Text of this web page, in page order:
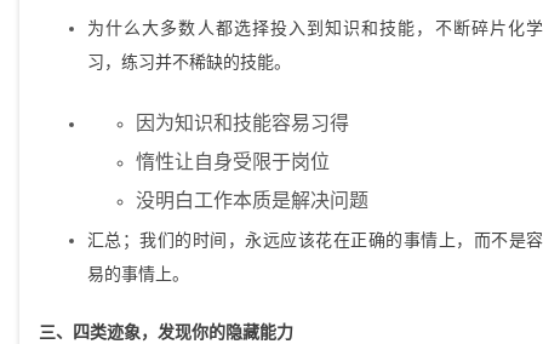
为什么大多数人都选择投入到知识和技能，不断碎片化学
习，练习并不稀缺的技能。
因为知识和技能容易习得
惰性让自身受限于岗位
没明白工作本质是解决问题
汇总；我们的时间，永远应该花在正确的事情上，而不是容
易的事情上。
三、四类迹象，发现你的隐藏能力